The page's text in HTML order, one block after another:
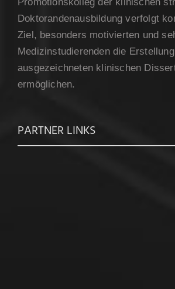
Doktorandenausbildung verfolgt
Ziel, besonders motivierten und
Medizinstudierenden die
ausgezeichneten klinischen
ermöglichen.
PARTNER LINKS